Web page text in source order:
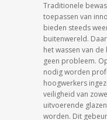
Traditionele
toepassen van
bieden steeds
buitenwereld.
het wassen van
geen probleem.
nodig worden
hoogwerkers
veiligheid van
uitvoerende
worden. Dit